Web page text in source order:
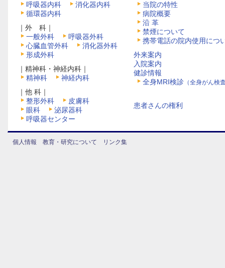
呼吸器内科
消化器内科
循環器内科
｜外 科｜
一般外科
呼吸器外科
心臓血管外科
消化器外科
形成外科
｜精神科・神経内科｜
精神科
神経内科
｜他 科｜
整形外科
皮膚科
眼科
泌尿器科
呼吸器センター
当院の特性
病院概要
沿 革
禁煙について
携帯電話の院内使用につ
外来案内
入院案内
健診情報
全身MRI検診 （全身がん検
患者さんの権利
個人情報 教育・研究について リンク集